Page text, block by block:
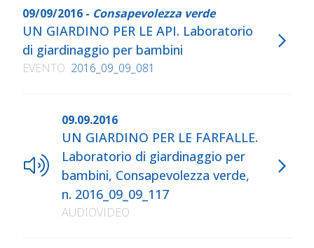
09/09/2016 - Consapevolezza verde
​UN GIARDINO PER LE API. Laboratorio
di giardinaggio per bambini
EVENTO 2016_09_09_081
09.09.2016
UN GIARDINO PER LE FARFALLE.
Laboratorio di giardinaggio per
bambini, Consapevolezza verde,
n. 2016_09_09_117
AUDIOVIDEO